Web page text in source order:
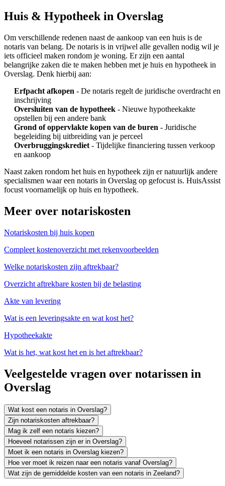
Huis & Hypotheek in Overslag
Om verschillende redenen naast de aankoop van een huis is de
notaris van belang. De notaris is in vrijwel alle gevallen nodig wil je
iets officieel maken rondom je woning. Er zijn een aantal
belangrijke zaken die te maken hebben met je huis en hypotheek in
Overslag. Denk hierbij aan:
Erfpacht afkopen - De notaris regelt de juridische overdracht en
inschrijving
Oversluiten van de hypotheek - Nieuwe hypotheekakte
opstellen bij een andere bank
Grond of oppervlakte kopen van de buren - Juridische
begeleiding bij uitbreiding van je perceel
Overbruggingskrediet - Tijdelijke financiering tussen verkoop
en aankoop
Naast zaken rondom het huis en hypotheek zijn er natuurlijk andere
specialismen waar een notaris in Overslag op gefocust is. HuisAssist
focust voornamelijk op huis en hypotheek.
Meer over notariskosten
Notariskosten bij huis kopen
Compleet kostenoverzicht met rekenvoorbeelden
Welke notariskosten zijn aftrekbaar?
Overzicht aftrekbare kosten bij de belasting
Akte van levering
Wat is een leveringsakte en wat kost het?
Hypotheekakte
Wat is het, wat kost het en is het aftrekbaar?
Veelgestelde vragen over notarissen in
Overslag
Wat kost een notaris in Overslag?
Zijn notariskosten aftrekbaar?
Mag ik zelf een notaris kiezen?
Hoeveel notarissen zijn er in Overslag?
Moet ik een notaris in Overslag kiezen?
Hoe ver moet ik reizen naar een notaris vanaf Overslag?
Wat zijn de gemiddelde kosten van een notaris in Zeeland?